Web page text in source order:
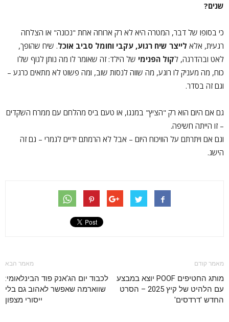
שנים?
כי בסופו של דבר, המטרה היא לא רק ארוחה אחת "נכונה" או הצלחה
רגעית, אלא לייצר שיח רגוע, עקבי וחומל סביב אוכל. שיח שהופך,
לאט ובהדרגה, לקול הפנימי של הילד: זה שאומר לו מה נותן לגוף שלו
כוח, מה מעניק לו רוגע, מה שווה לנסות שוב, ומה פשוט לא מתאים כרגע –
וגם זה בסדר.
גם אם היום הוא רק "הציץ" במנגו, או טעם ביס מהלחם עם ממרח השקדים
– זו הייתה חשיפה.
וגם אם ויתרתם על הוויכוח היום – אבל לא הרמתם ידיים לגמרי – גם זה
הישג.
מאמר קודם
מותג החטיפים POOF יוצא במבצע
עם הלהיט של קיץ 2025 – הסרט
החדש 'דרדסים'
מאמר הבא
לכבוד יום הג'אנק פוד הבינלאומי:
שווארמה שאפשר לאהוב גם בלי
ייסורי מצפון